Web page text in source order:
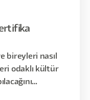
bireyleri nasıl
odaklı kültür